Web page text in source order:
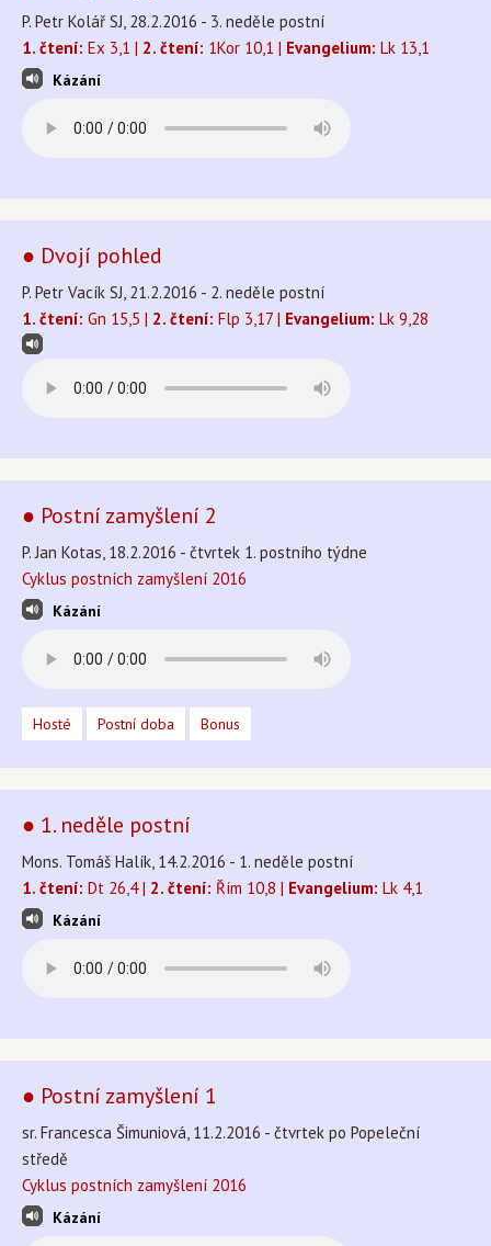
P. Petr Kolář SJ, 28.2.2016 - 3. neděle postní
1. čtení: Ex 3,1 | 2. čtení: 1Kor 10,1 | Evangelium: Lk 13,1
Kázání
● Dvojí pohled
P. Petr Vacík SJ, 21.2.2016 - 2. neděle postní
1. čtení: Gn 15,5 | 2. čtení: Flp 3,17 | Evangelium: Lk 9,28
● Postní zamyšlení 2
P. Jan Kotas, 18.2.2016 - čtvrtek 1. postního týdne
Cyklus postních zamyšlení 2016
Kázání
Hosté Postní doba Bonus
● 1. neděle postní
Mons. Tomáš Halík, 14.2.2016 - 1. neděle postní
1. čtení: Dt 26,4 | 2. čtení: Řím 10,8 | Evangelium: Lk 4,1
Kázání
● Postní zamyšlení 1
sr. Francesca Šimuniová, 11.2.2016 - čtvrtek po Popeleční
středě
Cyklus postních zamyšlení 2016
Kázání